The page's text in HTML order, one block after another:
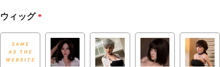
ウィッグ *